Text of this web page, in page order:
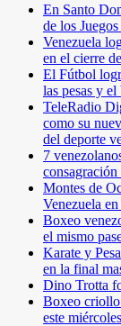
En Santo
de los
Venezuela
en el cierre
El Fútbol
las pesas y
TeleRadio
como su
del deporte
7
Montes de
Venezuela
Boxeo
el mismo
Karate y
en la final
Dino Trotta
Boxeo criollo
este